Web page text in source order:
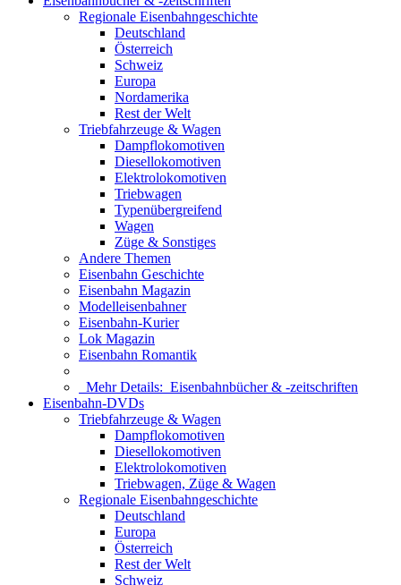
Regionale Eisenbahngeschichte
Deutschland
Österreich
Schweiz
Europa
Nordamerika
Rest der Welt
Triebfahrzeuge & Wagen
Dampflokomotiven
Diesellokomotiven
Elektrolokomotiven
Triebwagen
Typenübergreifend
Wagen
Züge & Sonstiges
Andere Themen
Eisenbahn Geschichte
Eisenbahn Magazin
Modelleisenbahner
Eisenbahn-Kurier
Lok Magazin
Eisenbahn Romantik
Mehr Details: Eisenbahnbücher & -zeitschriften
Eisenbahn-DVDs
Triebfahrzeuge & Wagen
Dampflokomotiven
Diesellokomotiven
Elektrolokomotiven
Triebwagen, Züge & Wagen
Regionale Eisenbahngeschichte
Deutschland
Europa
Österreich
Rest der Welt
Schweiz